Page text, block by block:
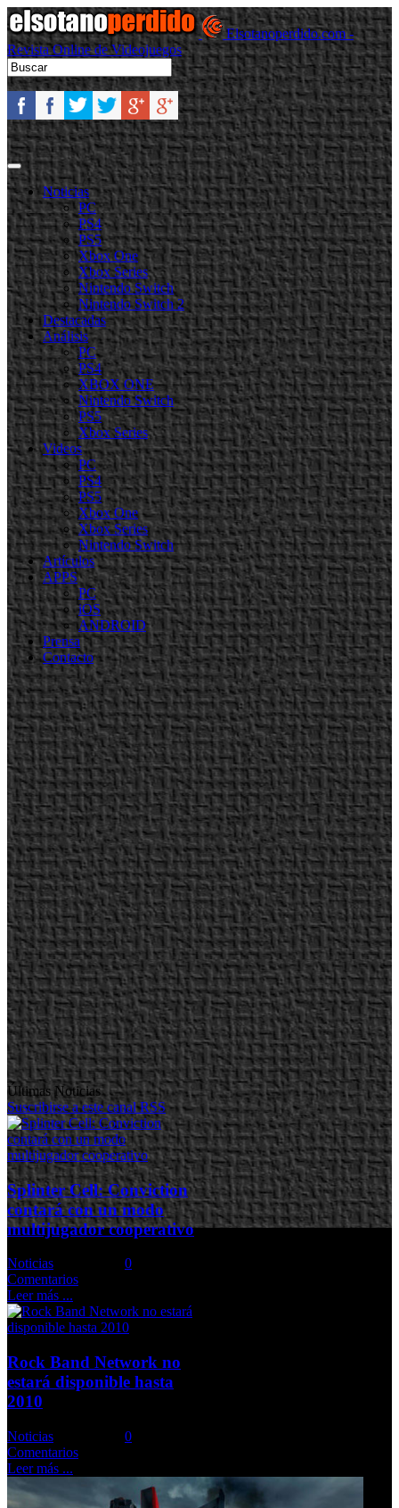
Elsotanoperdido.com -
Revista Online de Videojuegos
Noticias
PC
PS4
PS5
Xbox One
Xbox Series
Nintendo Switch
Nintendo Switch 2
Destacadas
Análisis
PC
PS4
XBOX ONE
Nintendo Switch
PS5
Xbox Series
Videos
PC
PS4
PS5
Xbox One
Xbox Series
Nintendo Switch
Artículos
APPS
PC
iOS
ANDROID
Prensa
Contacto
Últimas Noticias
Suscribirse a este canal RSS
Splinter Cell: Conviction
contará con un modo
multijugador cooperativo
Noticias
0
Comentarios
Leer más ...
Rock Band Network no
estará disponible hasta
2010
Noticias
0
Comentarios
Leer más ...